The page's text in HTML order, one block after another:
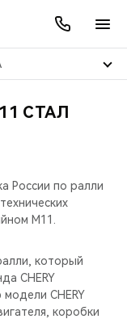
СТАЛ
России по ралли
M11.
который
CHERY
CHERY
коробки